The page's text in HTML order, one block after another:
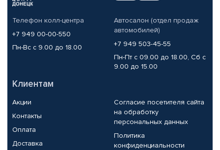
Телефон колл-центра
+7 949 00-00-550
Пн-Вс с 9.00 до 18.00
Автосалон (отдел продаж
автомобилей)
+7 949 503-45-55
Пн-Пт с 09.00 до 18.00, Сб с
9.00 до 15.00
Клиентам
Акции
Контакты
Оплата
Доставка
Согласие посетителя сайта
на обработку
персональных данных
Политика
конфиденциальности